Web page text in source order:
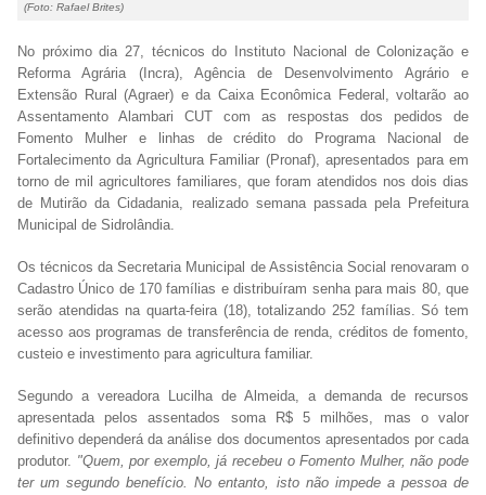
(Foto: Rafael Brites)
No próximo dia 27, técnicos do Instituto Nacional de Colonização e
Reforma Agrária (Incra), Agência de Desenvolvimento Agrário e
Extensão Rural (Agraer) e da Caixa Econômica Federal, voltarão ao
Assentamento Alambari CUT com as respostas dos pedidos de
Fomento Mulher e linhas de crédito do Programa Nacional de
Fortalecimento da Agricultura Familiar (Pronaf), apresentados para em
torno de mil agricultores familiares, que foram atendidos nos dois dias
de Mutirão da Cidadania, realizado semana passada pela Prefeitura
Municipal de Sidrolândia.
Os técnicos da Secretaria Municipal de Assistência Social renovaram o
Cadastro Único de 170 famílias e distribuíram senha para mais 80, que
serão atendidas na quarta-feira (18), totalizando 252 famílias. Só tem
acesso aos programas de transferência de renda, créditos de fomento,
custeio e investimento para agricultura familiar.
Segundo a vereadora Lucilha de Almeida, a demanda de recursos
apresentada pelos assentados soma R$ 5 milhões, mas o valor
definitivo dependerá da análise dos documentos apresentados por cada
produtor. "Quem, por exemplo, já recebeu o Fomento Mulher, não pode
ter um segundo benefício. No entanto, isto não impede a pessoa de